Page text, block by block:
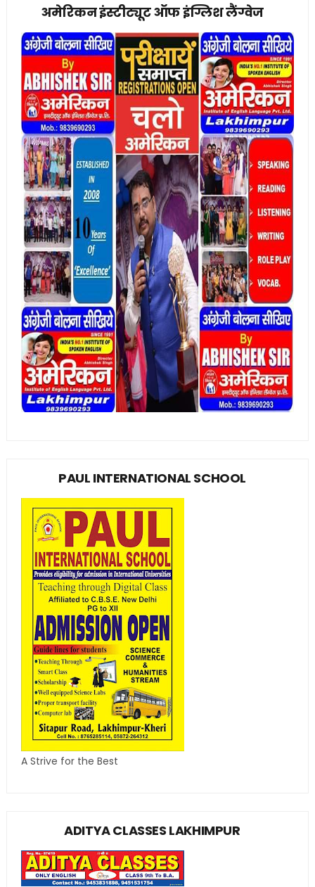
अमेरिकन इंस्टीट्यूट ऑफ इंग्लिश लैंग्वेज
PAUL INTERNATIONAL SCHOOL
A Strive for the Best
ADITYA CLASSES LAKHIMPUR